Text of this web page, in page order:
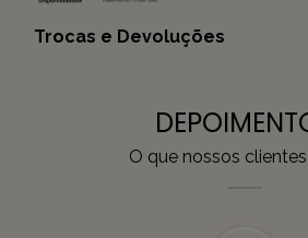
Trocas e Devoluções
O que nossos